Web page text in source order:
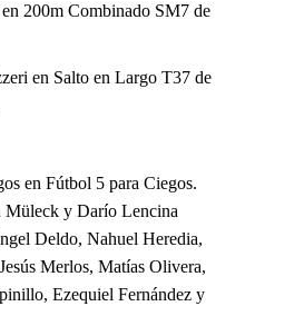
200m Combinado SM7 de
en Salto en Largo T37 de
en Fútbol 5 para Ciegos.
Müleck y Darío Lencina
Deldo, Nahuel Heredia,
Merlos, Matías Olivera,
Ezequiel Fernández y